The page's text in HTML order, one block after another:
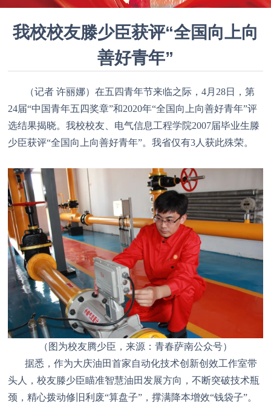
我校校友滕少臣获评“全国向上向
善好青年”
（记者 许丽娜）在五四青年节来临之际，4月28日，第
24届“中国青年五四奖章”和2020年“全国向上向善好青年”评
选结果揭晓。我校校友、电气信息工程学院2007届毕业生滕
少臣获评“全国向上向善好青年”。我省仅有3人获此殊荣。
（图为校友腾少臣，来源：青春萨南公众号）
据悉，作为大庆油田首家自动化技术创新创效工作室带
头人，校友滕少臣瞄准智慧油田发展方向，不断突破技术瓶
颈，精心拨动修旧利废“算盘子”，撑满降本增效“钱袋子”。